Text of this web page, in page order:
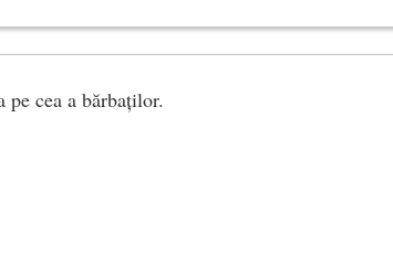
cea a bărbaților.